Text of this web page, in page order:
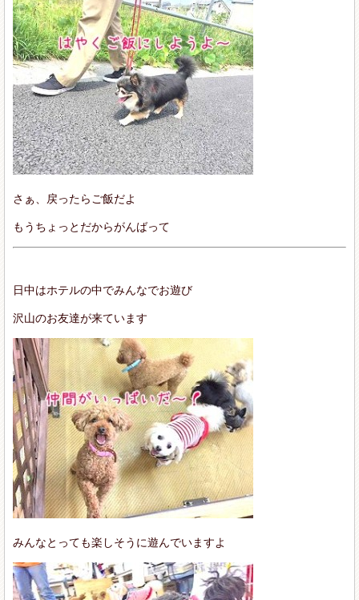
さぁ、戻ったらご飯だよ
もうちょっとだからがんばって
日中はホテルの中でみんなでお遊び
沢山のお友達が来ています
みんなとっても楽しそうに遊んでいますよ